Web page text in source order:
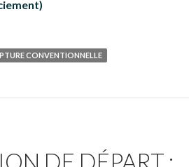
CONVENTIONNELLE
DE DÉPART :